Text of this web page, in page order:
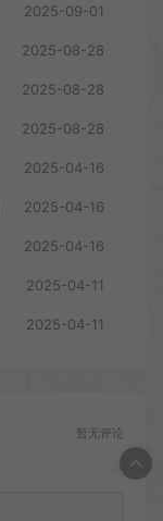
2025-09-01
2025-08-28
2025-08-28
2025-08-28
2025-04-16
2025-04-16
2025-04-16
2025-04-11
2025-04-11
暂无评论